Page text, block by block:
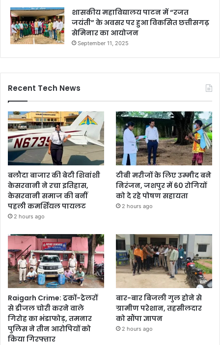
शासकीय महाविद्यालय पाटन में “रजत
जयंती” के अवसर पर हुआ विकसित छत्तीसगढ़
सेमिनार का आयोजन
September 11, 2025
Recent Tech News
बलौदा बाजार की बेटी शिवांशी
केसरवानी ने रचा इतिहास,
केसरवानी समाज की बनीं
पहली कमर्शियल पायलट
2 hours ago
टीबी मरीजों के लिए उम्मीद बने
निरंजन, जशपुर में 60 रोगियों
को दे रहे पोषण सहायता
2 hours ago
Raigarh Crime: ट्रकों-ट्रेलरों
से डीजल चोरी करने वाले
गिरोह का भंडाफोड़, तमनार
पुलिस ने तीन आरोपियों को
किया गिरफ्तार
बार-बार बिजली गुल होने से
ग्रामीण परेशान, तहसीलदार
को सौंपा ज्ञापन
2 hours ago